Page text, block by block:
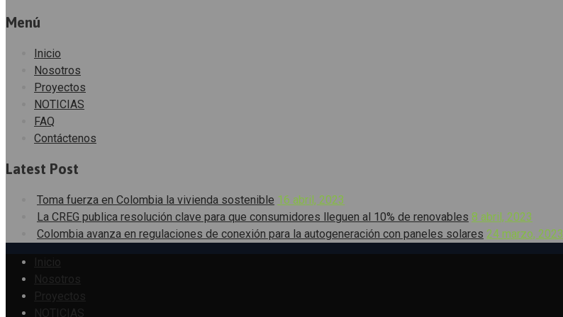
Menú
Inicio
Nosotros
Proyectos
NOTICIAS
FAQ
Contáctenos
Latest Post
Toma fuerza en Colombia la vivienda sostenible 16 abril, 2023
La CREG publica resolución clave para que consumidores lleguen al 10% de renovables 8 abril, 2023
Colombia avanza en regulaciones de conexión para la autogeneración con paneles solares 24 marzo, 2023
Inicio
Nosotros
Proyectos
NOTICIAS